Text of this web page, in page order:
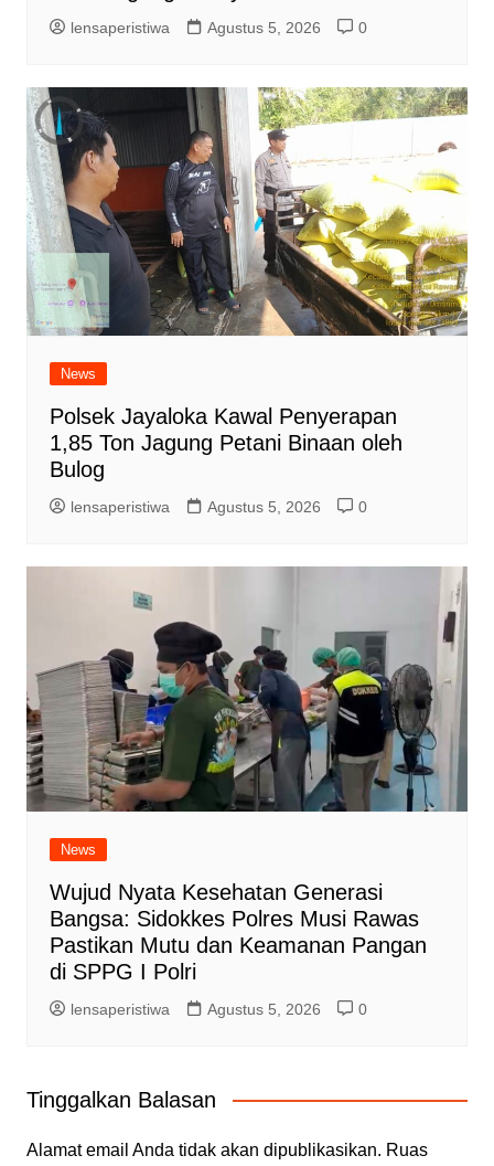
lensaperistiwa Agustus 5, 2026 0
News
Polsek Jayaloka Kawal Penyerapan
1,85 Ton Jagung Petani Binaan oleh
Bulog
lensaperistiwa Agustus 5, 2026 0
News
Wujud Nyata Kesehatan Generasi
Bangsa: Sidokkes Polres Musi Rawas
Pastikan Mutu dan Keamanan Pangan
di SPPG I Polri
lensaperistiwa Agustus 5, 2026 0
Tinggalkan Balasan
Alamat email Anda tidak akan dipublikasikan. Ruas